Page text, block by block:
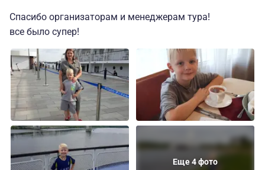
Спасибо организаторам и менеджерам тура!
все было супер!
Еще 4 фото